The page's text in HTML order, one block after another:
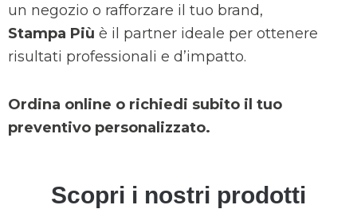
un negozio o rafforzare il tuo brand,
Stampa Più è il partner ideale per ottenere
risultati professionali e d’impatto.
Ordina online o richiedi subito il tuo
preventivo personalizzato.
Scopri i nostri prodotti